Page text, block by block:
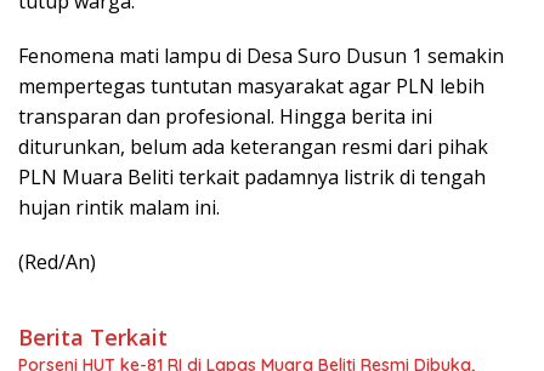
Fenomena mati lampu di Desa Suro Dusun 1 semakin
mempertegas tuntutan masyarakat agar PLN lebih
transparan dan profesional. Hingga berita ini
diturunkan, belum ada keterangan resmi dari pihak
PLN Muara Beliti terkait padamnya listrik di tengah
hujan rintik malam ini.
(Red/An)
Berita Terkait
Porseni HUT ke-81 RI di Lapas Muara Beliti Resmi Dibuka,